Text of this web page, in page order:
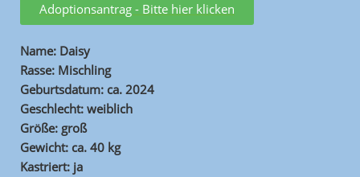
Adoptionsantrag - Bitte hier klicken
Name: Daisy
Rasse: Mischling
Geburtsdatum: ca. 2024
Geschlecht: weiblich
Größe: groß
Gewicht: ca. 40 kg
Kastriert: ja